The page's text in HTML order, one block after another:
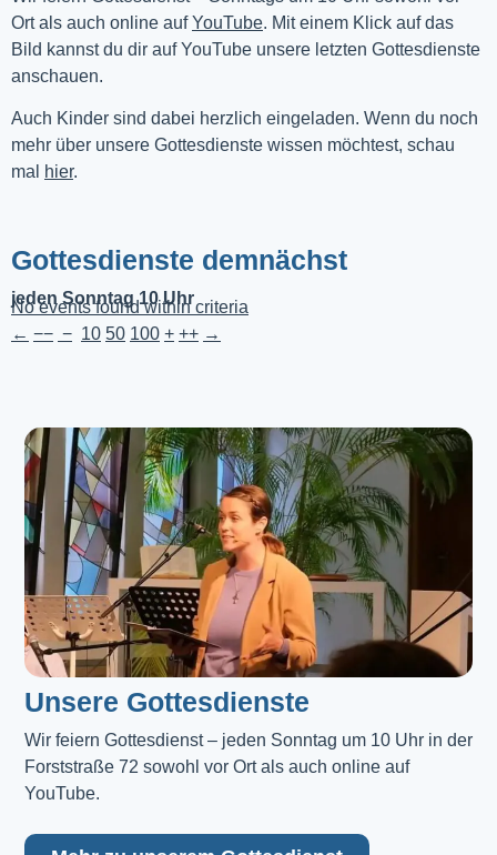
Ort als auch online auf YouTube. Mit einem Klick auf das
Bild kannst du dir auf YouTube unsere letzten Gottesdienste
anschauen.
Auch Kinder sind dabei herzlich eingeladen. Wenn du noch
mehr über unsere Gottesdienste wissen möchtest, schau
mal
hier.
Gottesdienste demnächst
jeden Sonntag 10 Uhr
No events found within criteria
← −− − 10 50 100 + ++ →
Unsere Gottesdienste
Wir feiern Gottesdienst – jeden Sonntag um 10 Uhr in der
Forststraße 72 sowohl vor Ort als auch online auf
YouTube.